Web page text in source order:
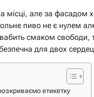
місці, але за фасадом
пиво не є нулем
смаком свободи,
для двох
етикетку